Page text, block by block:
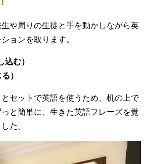
や周りの生徒と手を動かしながら英
ョンを取ります。
込む）
）
セットで英語を使うため、机の上で
と簡単に、生きた英語フレーズを覚
た。